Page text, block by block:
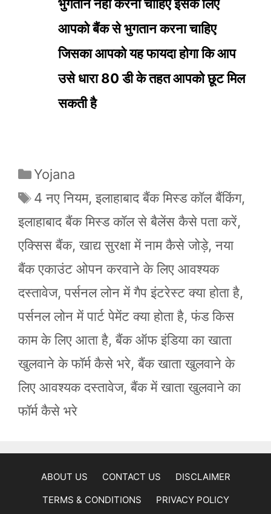
भुगतान नहीं करना चाहिए इसके लिए
आपको बैंक से भुगतान करना चाहिए
जिसका आपको यह फायदा होगा कि आप
उसे धारा 80 डी के तहत आपको छूट मिल
सकती है
Categories
Yojana
Tags
4 नए नियम,इलाहाबाद बैंक मिस्ड कॉल बैंकिंग,
इलाहाबाद बैंक मिस्ड कॉल से बैलेंस कैसे पता करें,
एक्सिस बैंक,खाद्य सुरक्षा में नाम कैसे जोड़े,नया
बैंक एकाउंट ओपन करवाने के लिए आवश्यक
दस्तावेज,पर्सनल लोन में गैप इंटरेस्ट क्या होता है,
पर्सनल लोन में पार्ट पेमेंट क्या होता है,फंड किस
काम के लिए आता है,बैंक ऑफ इंडिया का खाता
खुलवाने के फॉर्म कैसे भरे,बैंक खाता खुलवाने के
लिए आवश्यक दस्तावेज,बैंक में खाता खुलवाने का
फॉर्म कैसे भरे
ABOUT US CONTACT US
DISCLAIMER
TERMS & CONDITIONS
PRIVACY POLICY